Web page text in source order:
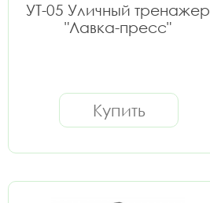
УТ-05 Уличный тренажер
"Лавка-пресс"
Купить